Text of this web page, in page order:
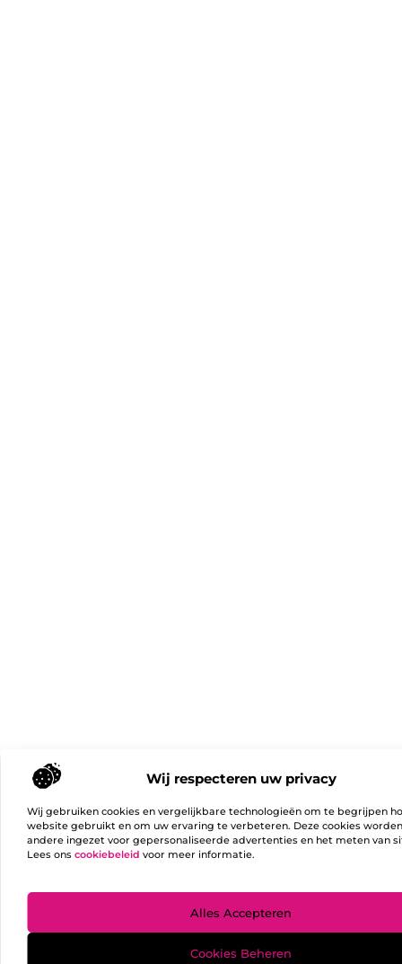
Wij respecteren uw privacy
Wij gebruiken cookies en vergelijkbare technologieën om te begrijpen
website gebruikt en om uw ervaring te verbeteren. Deze cookies
andere ingezet voor gepersonaliseerde advertenties en het meten van
Lees ons cookiebeleid voor meer informatie.
Alles Accepteren
Cookies Beheren